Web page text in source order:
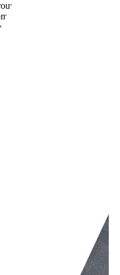
de plus amples
de carburant et les
neuves via le
sur-Seine